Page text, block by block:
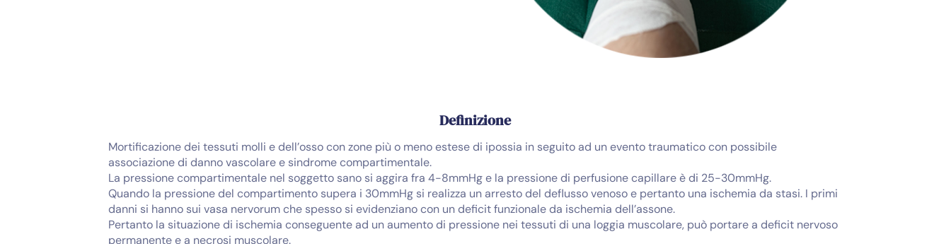
Definizione
Mortificazione dei tessuti molli e dell’osso con zone più o meno estese di ipossia in seguito ad un evento traumatico con possibile
associazione di danno vascolare e sindrome compartimentale.
La pressione compartimentale nel soggetto sano si aggira fra 4-8mmHg e la pressione di perfusione capillare è di 25-30mmHg.
Quando la pressione del compartimento supera i 30mmHg si realizza un arresto del deflusso venoso e pertanto una ischemia da stasi. I primi
danni si hanno sui vasa nervorum che spesso si evidenziano con un deficit funzionale da ischemia dell’assone.
Pertanto la situazione di ischemia conseguente ad un aumento di pressione nei tessuti di una loggia muscolare, può portare a deficit nervoso
permanente e a necrosi muscolare.